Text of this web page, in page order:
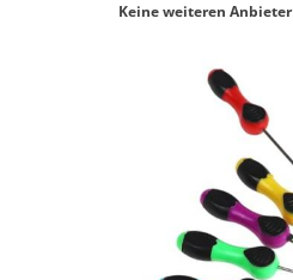
Keine weiteren Anbieter